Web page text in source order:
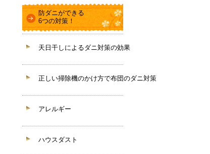
防ダニができる
6つの対策！
天日干しによるダニ対策の効果
正しい掃除機のかけ方で布団のダニ対策
アレルギー
ハウスダスト